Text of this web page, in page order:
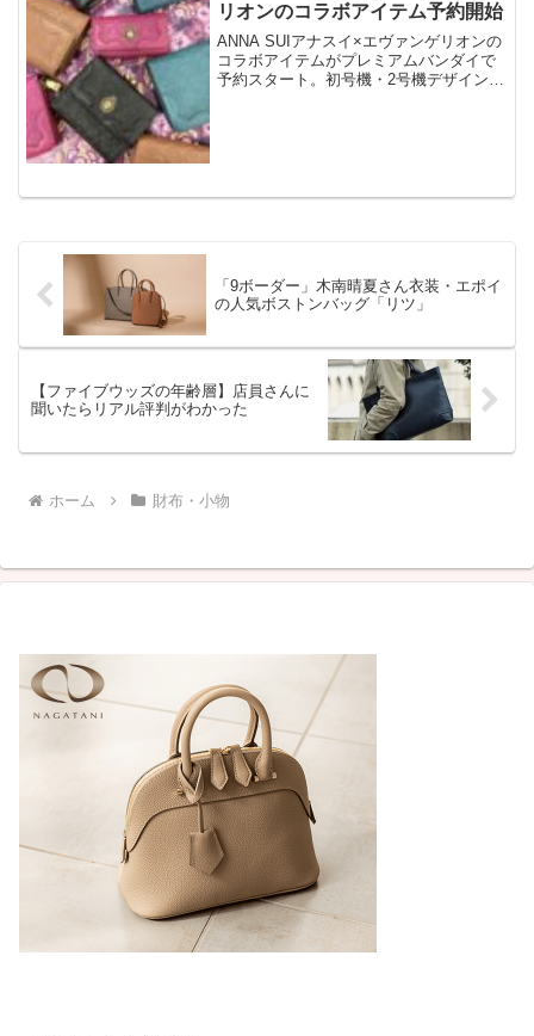
リオンのコラボアイテム予約開始
ANNA SUIアナスイ×エヴァンゲリオンの
コラボアイテムがプレミアムバンダイで
予約スタート。初号機・2号機デザインの
「9ボーダー」木南晴夏さん衣装・エポイ
の人気ボストンバッグ「リツ」
【ファイブウッズの年齢層】店員さんに
聞いたらリアル評判がわかった
ホーム 財布・小物